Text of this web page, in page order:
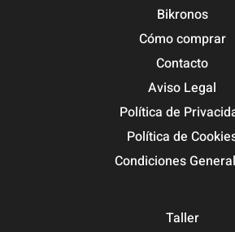
Bikronos
Cómo comprar
Contacto
Aviso Legal
Política de
Política de
Condiciones
Taller